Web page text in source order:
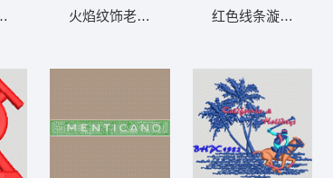
案 男装 火焰纹饰老虎头像 男装 红色线条漩涡图示